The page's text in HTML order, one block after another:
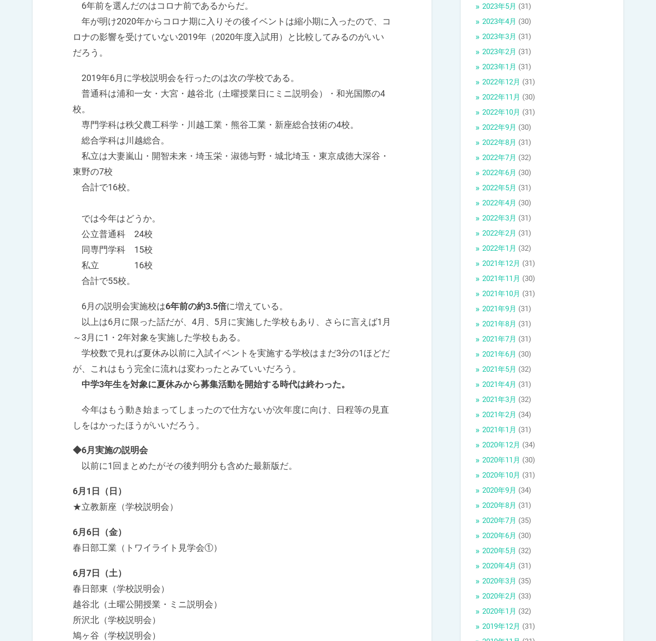
6年前を選んだのはコロナ前であるからだ。
年が明け2020年からコロナ期に入りその後イベントは縮小期に入ったので、コ
ロナの影響を受けていない2019年（2020年度入試用）と比較してみるのがいい
だろう。
2019年6月に学校説明会を行ったのは次の学校である。
普通科は浦和一女・大宮・越谷北（土曜授業日にミニ説明会）・和光国際の4
校。
専門学科は秩父農工科学・川越工業・熊谷工業・新座総合技術の4校。
総合学科は川越総合。
私立は大妻嵐山・開智未来・埼玉栄・淑徳与野・城北埼玉・東京成徳大深谷・
東野の7校
合計で16校。
では今年はどうか。
公立普通科 24校
同専門学科 15校
私立 16校
合計で55校。
6月の説明会実施校は6年前の約3.5倍に増えている。
以上は6月に限った話だが、4月、5月に実施した学校もあり、さらに言えば1月
～3月に1・2年対象を実施した学校もある。
学校数で見れば夏休み以前に入試イベントを実施する学校はまだ3分の1ほどだ
が、これはもう完全に流れは変わったとみていいだろう。
中学3年生を対象に夏休みから募集活動を開始する時代は終わった。
今年はもう動き始まってしまったので仕方ないが次年度に向け、日程等の見直
しをはかったほうがいいだろう。
◆6月実施の説明会
以前に1回まとめたがその後判明分も含めた最新版だ。
6月1日（日）
★立教新座（学校説明会）
6月6日（金）
春日部工業（トワイライト見学会①）
6月7日（土）
春日部東（学校説明会）
越谷北（土曜公開授業・ミニ説明会）
所沢北（学校説明会）
鳩ヶ谷（学校説明会）
2023年5月 (31)
2023年4月 (30)
2023年3月 (31)
2023年2月 (31)
2023年1月 (31)
2022年12月 (31)
2022年11月 (30)
2022年10月 (31)
2022年9月 (30)
2022年8月 (31)
2022年7月 (32)
2022年6月 (30)
2022年5月 (31)
2022年4月 (30)
2022年3月 (31)
2022年2月 (31)
2022年1月 (32)
2021年12月 (31)
2021年11月 (30)
2021年10月 (31)
2021年9月 (31)
2021年8月 (31)
2021年7月 (31)
2021年6月 (30)
2021年5月 (32)
2021年4月 (31)
2021年3月 (32)
2021年2月 (34)
2021年1月 (31)
2020年12月 (34)
2020年11月 (30)
2020年10月 (31)
2020年9月 (34)
2020年8月 (31)
2020年7月 (35)
2020年6月 (30)
2020年5月 (32)
2020年4月 (31)
2020年3月 (35)
2020年2月 (33)
2020年1月 (32)
2019年12月 (31)